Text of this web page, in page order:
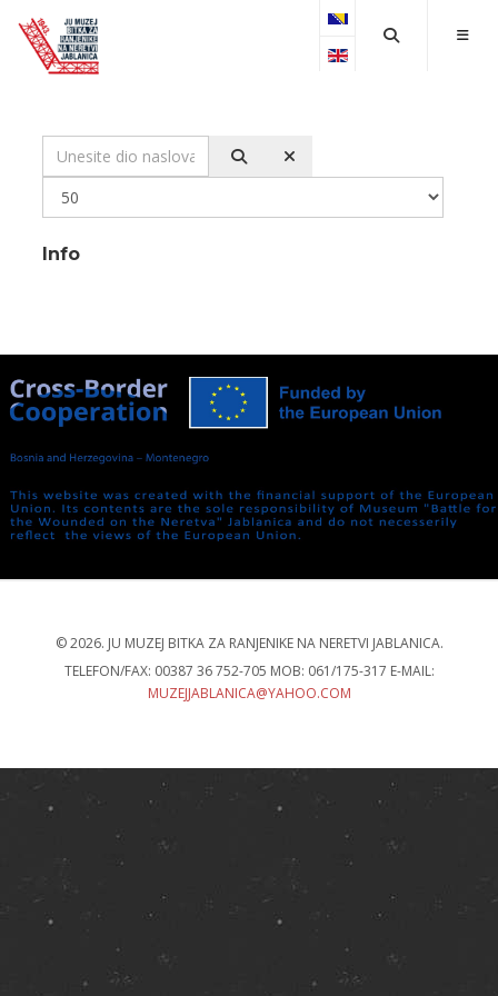
Select your language
Unesite dio naslova
Prikaz #
Info
© 2026. JU MUZEJ BITKA ZA RANJENIKE NA NERETVI JABLANICA.
TELEFON/FAX: 00387 36 752-705 MOB: 061/175-317 E-MAIL:
MUZEJJABLANICA@YAHOO.COM